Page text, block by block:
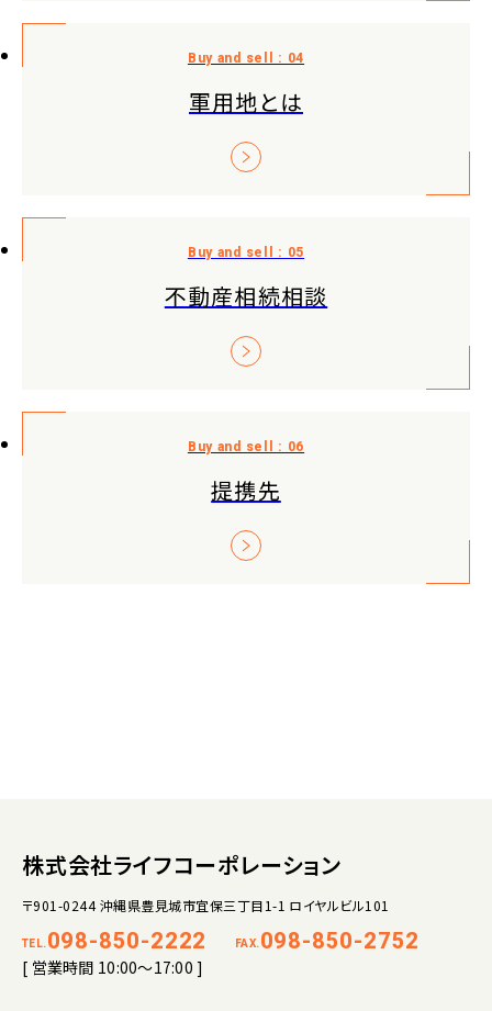
軍用地とは
不動産相続相談
提携先
株式会社ライフコーポレーション
〒901-0244 沖縄県豊見城市宜保三丁目1-1 ロイヤルビル101
TEL. 098-850-2222 FAX. 098-850-2752
[ 営業時間 10:00～17:00 ]